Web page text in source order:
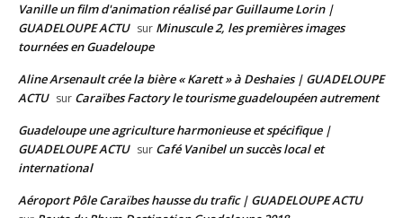
Vanille un film d'animation réalisé par Guillaume Lorin |
GUADELOUPE ACTU sur Minuscule 2, les premières images
tournées en Guadeloupe
Aline Arsenault crée la bière « Karett » à Deshaies | GUADELOUPE
ACTU sur Caraïbes Factory le tourisme guadeloupéen autrement
Guadeloupe une agriculture harmonieuse et spécifique |
GUADELOUPE ACTU sur Café Vanibel un succès local et
international
Aéroport Pôle Caraïbes hausse du trafic | GUADELOUPE ACTU